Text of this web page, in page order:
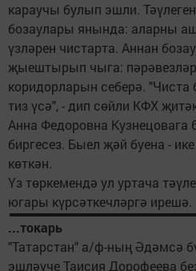
караучы булып эшли.
бозаулары янында: аларны
үзләрен чистарта. Аннан
җыештырып чыга:
коридорларын себерә. "Чиста
тиз үсә", - дип сөйли КФХ
Анна Федоровна Кузнецовага
биргесез. Быел җәй буена -
көткән.
Үз төркемендә ул уртача
югары күрсәткечләргә ирешә.
...токарь
"Татарстан" а/ф-ның Әдәмсә
эшләүче Таисия Дорофеева